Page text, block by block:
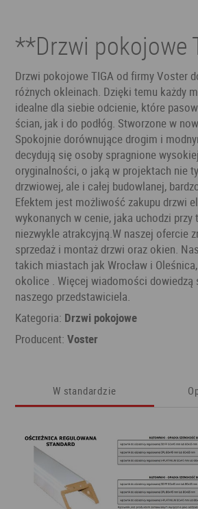
**Drzwi pokojowe
Drzwi pokojowe TIGA od firmy Voster
różnych okleinach. Dzięki temu każdy
idealne dla siebie odcienie, które
ścian, jak i do podłóg. Stworzone w
Spokojnie dorównujące drogim i
decydują się osoby spragnione
oryginalności, o jaką w projektach nie
drzwiowej, ale i całej budowlanej,
Efektem jest możliwość zakupu drzwi
wykonanych w cenie, jaka uchodzi przy
niezwykle atrakcyjną.W naszej ofercie
sprzedaż i montaż drzwi oraz okien.
takich miastach jak Wrocław i
okolice . Więcej wiadomości dowiedzą
naszego przedstawiciela.
Kategoria: Drzwi pokojowe
Producent:Voster
W standardzie